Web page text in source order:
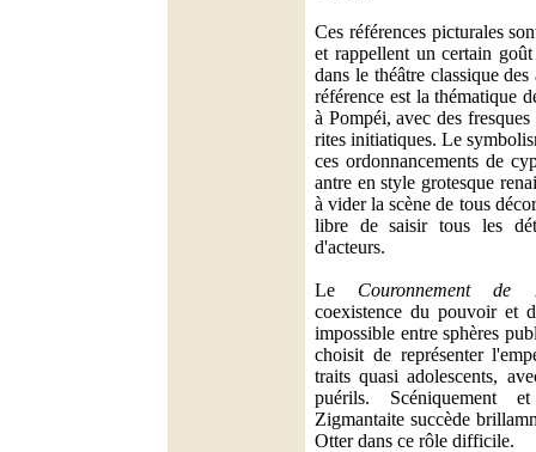
Ces références picturales
et rappellent un certain
dans le théâtre classique
référence est la thématique
à Pompéi, avec des
rites initiatiques. Le
ces ordonnancements de
antre en style grotesque
à vider la scène de tous
libre de saisir tous les
d'acteurs.
Le Couronnement de
coexistence du pouvoir et
impossible entre sphères
choisit de représenter
traits quasi adolescents,
puérils. Scéniquement
Zigmantaite succède
Otter dans ce rôle difficile.